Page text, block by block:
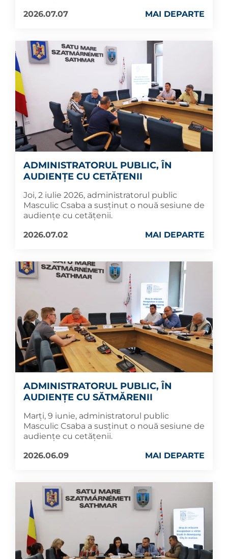
2026.07.07
MAI DEPARTE
ADMINISTRATORUL PUBLIC, ÎN
AUDIENȚE CU CETĂȚENII
Joi, 2 iulie 2026, administratorul public
Masculic Csaba a susținut o nouă sesiune de
audiențe cu cetățenii.
2026.07.02
MAI DEPARTE
ADMINISTRATORUL PUBLIC, ÎN
AUDIENȚE CU SĂTMĂRENII
Marți, 9 iunie, administratorul public
Masculic Csaba a susținut o nouă sesiune de
audiențe cu cetățenii.
2026.06.09
MAI DEPARTE